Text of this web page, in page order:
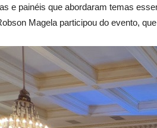
e painéis que abordaram temas
Magela participou do evento,